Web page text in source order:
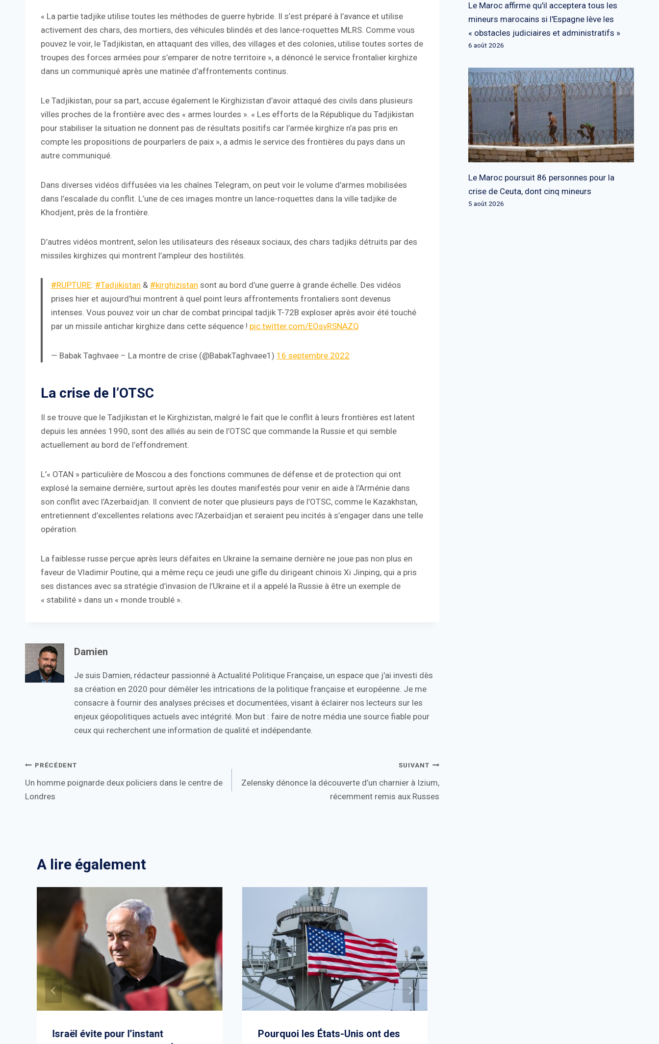
« La partie tadjike utilise toutes les méthodes de guerre hybride. Il s’est préparé à l’avance et utilise
activement des chars, des mortiers, des véhicules blindés et des lance-roquettes MLRS. Comme vous
pouvez le voir, le Tadjikistan, en attaquant des villes, des villages et des colonies, utilise toutes sortes de
troupes des forces armées pour s’emparer de notre territoire », a dénoncé le service frontalier kirghize
dans un communiqué après une matinée d’affrontements continus.
Le Tadjikistan, pour sa part, accuse également le Kirghizistan d’avoir attaqué des civils dans plusieurs
villes proches de la frontière avec des « armes lourdes ». « Les efforts de la République du Tadjikistan
pour stabiliser la situation ne donnent pas de résultats positifs car l’armée kirghize n’a pas pris en
compte les propositions de pourparlers de paix », a admis le service des frontières du pays dans un
autre communiqué.
Dans diverses vidéos diffusées via les chaînes Telegram, on peut voir le volume d’armes mobilisées
dans l’escalade du conflit. L’une de ces images montre un lance-roquettes dans la ville tadjike de
Khodjent, près de la frontière.
D’autres vidéos montrent, selon les utilisateurs des réseaux sociaux, des chars tadjiks détruits par des
missiles kirghizes qui montrent l’ampleur des hostilités.
#RUPTURE: #Tadjikistan & #kirghizistan sont au bord d’une guerre à grande échelle. Des vidéos
prises hier et aujourd’hui montrent à quel point leurs affrontements frontaliers sont devenus
intenses. Vous pouvez voir un char de combat principal tadjik T-72B exploser après avoir été touché
par un missile antichar kirghize dans cette séquence ! pic.twitter.com/EOsvRSNAZQ
— Babak Taghvaee – La montre de crise (@BabakTaghvaee1) 16 septembre 2022
La crise de l’OTSC
Il se trouve que le Tadjikistan et le Kirghizistan, malgré le fait que le conflit à leurs frontières est latent
depuis les années 1990, sont des alliés au sein de l’OTSC que commande la Russie et qui semble
actuellement au bord de l’effondrement.
L’« OTAN » particulière de Moscou a des fonctions communes de défense et de protection qui ont
explosé la semaine dernière, surtout après les doutes manifestés pour venir en aide à l’Arménie dans
son conflit avec l’Azerbaïdjan. Il convient de noter que plusieurs pays de l’OTSC, comme le Kazakhstan,
entretiennent d’excellentes relations avec l’Azerbaïdjan et seraient peu incités à s’engager dans une telle
opération.
La faiblesse russe perçue après leurs défaites en Ukraine la semaine dernière ne joue pas non plus en
faveur de Vladimir Poutine, qui a même reçu ce jeudi une gifle du dirigeant chinois Xi Jinping, qui a pris
ses distances avec sa stratégie d’invasion de l’Ukraine et il a appelé la Russie à être un exemple de
« stabilité » dans un « monde troublé ».
Damien
Je suis Damien, rédacteur passionné à Actualité Politique Française, un espace que j'ai investi dès
sa création en 2020 pour démêler les intrications de la politique française et européenne. Je me
consacre à fournir des analyses précises et documentées, visant à éclairer nos lecteurs sur les
enjeux géopolitiques actuels avec intégrité. Mon but : faire de notre média une source fiable pour
ceux qui recherchent une information de qualité et indépendante.
Navigation
de
PRÉCÉDENT
Un homme poignarde deux policiers dans le centre de
Londres
SUIVANT
Zelensky dénonce la découverte d’un charnier à Izium,
récemment remis aux Russes
A lire également
Israël évite pour l’instant
Pourquoi les États-Unis ont des
Le Maroc affirme qu'il acceptera tous les
mineurs marocains si l'Espagne lève les
« obstacles judiciaires et administratifs »
6 août 2026
Le Maroc poursuit 86 personnes pour la
crise de Ceuta, dont cinq mineurs
5 août 2026